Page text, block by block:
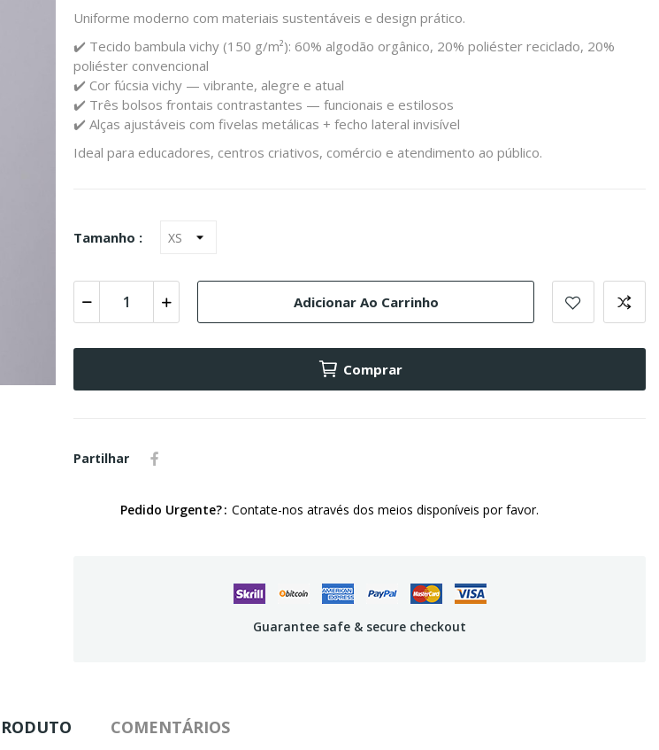
Uniforme moderno com materiais sustentáveis e design prático.
✔️ Tecido bambula vichy (150 g/m²): 60% algodão orgânico, 20% poliéster reciclado, 20%
poliéster convencional
✔️ Cor fúcsia vichy — vibrante, alegre e atual
✔️ Três bolsos frontais contrastantes — funcionais e estilosos
✔️ Alças ajustáveis com fivelas metálicas + fecho lateral invisível
Ideal para educadores, centros criativos, comércio e atendimento ao público.
Tamanho :
Adicionar Ao Carrinho
Comprar
Partilhar
Pedido Urgente? Contate-nos através dos meios disponíveis por favor.
Guarantee safe & secure checkout
COMENTÁRIOS